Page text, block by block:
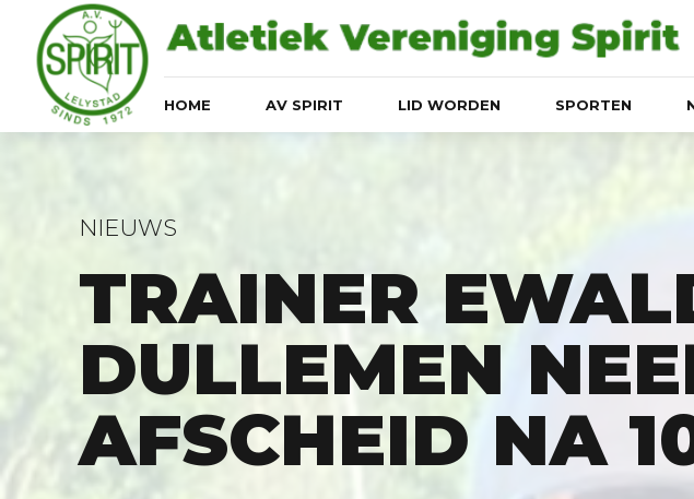
HOME AV SPIRIT LID WORDEN SPORTEN
NIEUWS
TRAINER
DULLEMEN
AFSCHEID NA